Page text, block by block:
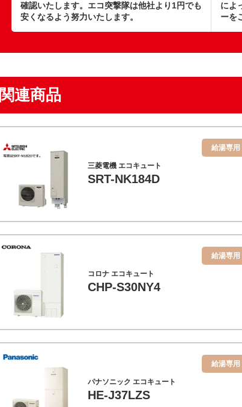
確認いたします。エコ突撃隊は他社より1円でも
安くなるよう努力いたします。
によ
ーを
関連商品
三菱電機 エコキュート
SRT-NK184D
給湯専用
コロナ エコキュート
CHP-S30NY4
給湯専用
パナソニック エコキュート
HE-J37LZS
給湯専用